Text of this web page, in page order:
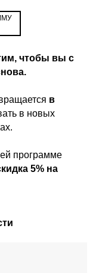
чтобы вы с
в
в новых
программе
5% на